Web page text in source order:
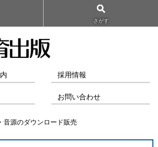
さがす
採用情報
お問い合わせ
音源のダウンロード販売